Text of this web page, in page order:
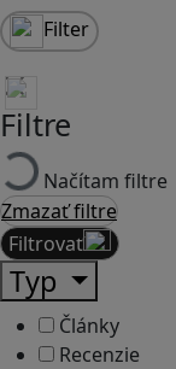
Filter
Filtre
Načítam filtre
Zmazať filtre
Filtrovať
Typ
Články
Recenzie